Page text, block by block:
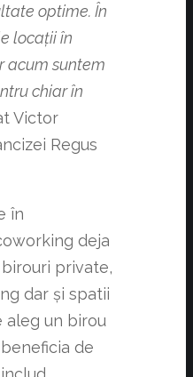
optime. În
locații în
acum suntem
chiar în
Victor
Regus
în
deja
private,
dar și spatii
aleg un birou
de